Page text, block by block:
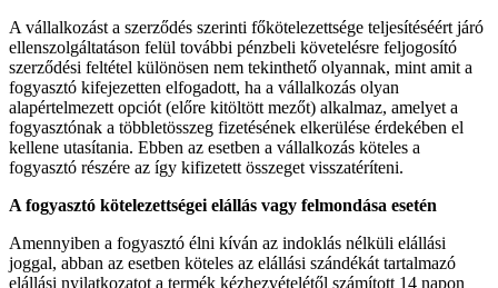
A vállalkozást a szerződés szerinti főkötelezettsége teljesítéséért járó
ellenszolgáltatáson felül további pénzbeli követelésre feljogosító
szerződési feltétel különösen nem tekinthető olyannak, mint amit a
fogyasztó kifejezetten elfogadott, ha a vállalkozás olyan
alapértelmezett opciót (előre kitöltött mezőt) alkalmaz, amelyet a
fogyasztónak a többletösszeg fizetésének elkerülése érdekében el
kellene utasítania. Ebben az esetben a vállalkozás köteles a
fogyasztó részére az így kifizetett összeget visszatéríteni.
A fogyasztó kötelezettségei elállás vagy felmondása esetén
Amennyiben a fogyasztó élni kíván az indoklás nélküli elállási
joggal, abban az esetben köteles az elállási szándékát tartalmazó
elállási nyilatkozatot a termék kézhezvételétől számított 14 napon